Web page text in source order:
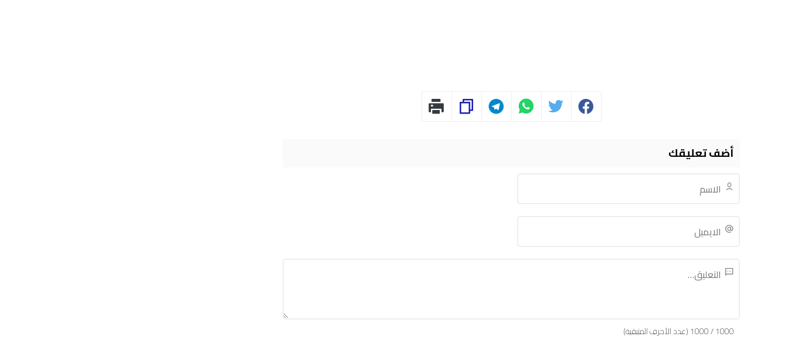
أضف تعليقك
1000
/
1000(عدد الأحرف المتبقية)